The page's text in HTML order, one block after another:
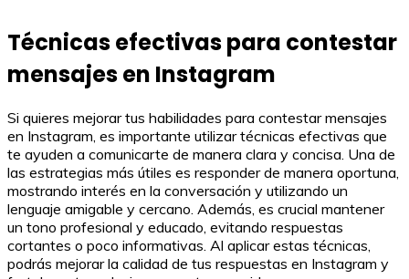
Técnicas efectivas para contestar
mensajes en Instagram
Si quieres mejorar tus habilidades para contestar mensajes
en Instagram, es importante utilizar técnicas efectivas que
te ayuden a comunicarte de manera clara y concisa. Una de
las estrategias más útiles es responder de manera oportuna,
mostrando interés en la conversación y utilizando un
lenguaje amigable y cercano. Además, es crucial mantener
un tono profesional y educado, evitando respuestas
cortantes o poco informativas. Al aplicar estas técnicas,
podrás mejorar la calidad de tus respuestas en Instagram y